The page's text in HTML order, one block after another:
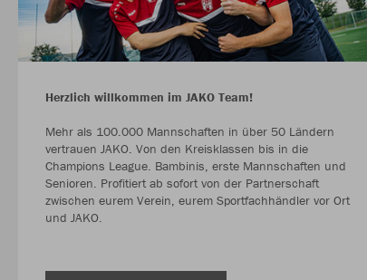
Herzlich willkommen im JAKO Team!
Mehr als 100.000 Mannschaften in über 50 Ländern
vertrauen JAKO. Von den Kreisklassen bis in die
Champions League. Bambinis, erste Mannschaften und
Senioren. Profitiert ab sofort von der Partnerschaft
zwischen eurem Verein, eurem Sportfachhändler vor Ort
und JAKO.